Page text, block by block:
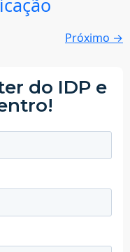
Próximo →
do IDP e